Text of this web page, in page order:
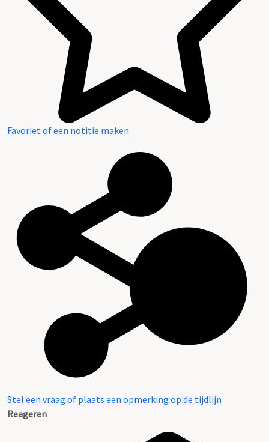
Favoriet of een notitie maken
Stel een vraag of plaats een opmerking op de tijdlijn
Reageren